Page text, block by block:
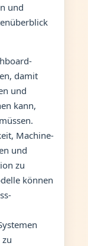
und
damit
und
kann,
Machine-
und
zu
können